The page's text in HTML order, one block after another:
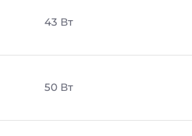
43 Вт
50 Вт